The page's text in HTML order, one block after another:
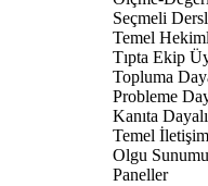
Seçmeli
Temel
Tıpta Ekip
Topluma
Probleme
Kanıta
Temel
Olgu Sunumu
Paneller